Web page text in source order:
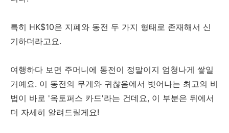
특히 HK$10은 지폐와 동전 두 가지 형태로 존재해서 신
기하더라고요.
여행하다 보면 주머니에 동전이 정말이지 엄청나게 쌓일
거예요. 이 동전의 무게와 귀찮음에서 벗어나는 최고의 비
법이 바로 '옥토퍼스 카드'라는 건데요, 이 부분은 뒤에서
더 자세히 알려드릴게요!